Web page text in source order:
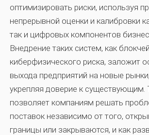
оптимизировать риски, используя
непрерывной оценки и калибровки
так и цифровых компонентов
Внедрение таких систем, как
киберфизического риска, заложит
выхода предприятий на новые
укрепляя доверие к существующим.
позволяет компаниям решать
поставок независимо от того,
границы или закрываются, и как